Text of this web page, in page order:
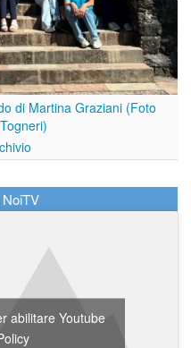
di Martina Graziani (Foto
abilitare Youtube